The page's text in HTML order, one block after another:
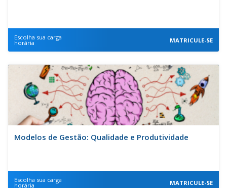
Escolha sua carga
horária MATRICULE-SE
Modelos de Gestão: Qualidade e Produtividade
Escolha sua carga
horária MATRICULE-SE